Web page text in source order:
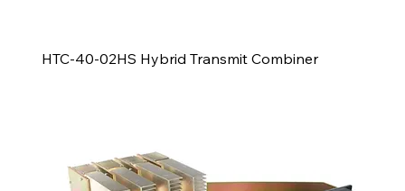
HTC-40-02HS Hybrid Transmit Combiner